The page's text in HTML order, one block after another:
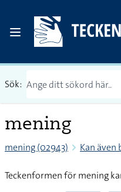
Sök:
mening
mening (02943) Kan även
Teckenformen för mening